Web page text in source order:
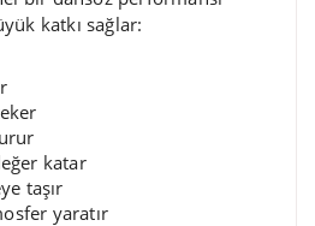
katkı sağlar:
katar
taşır
yaratır